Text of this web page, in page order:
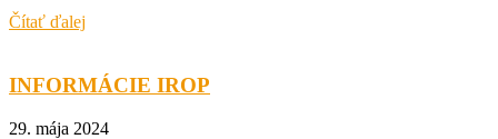
Čítať ďalej
INFORMÁCIE IROP
29. mája 2024